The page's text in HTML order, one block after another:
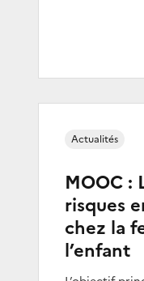
MOOC :
risques
chez la
l’enfant
Actualités